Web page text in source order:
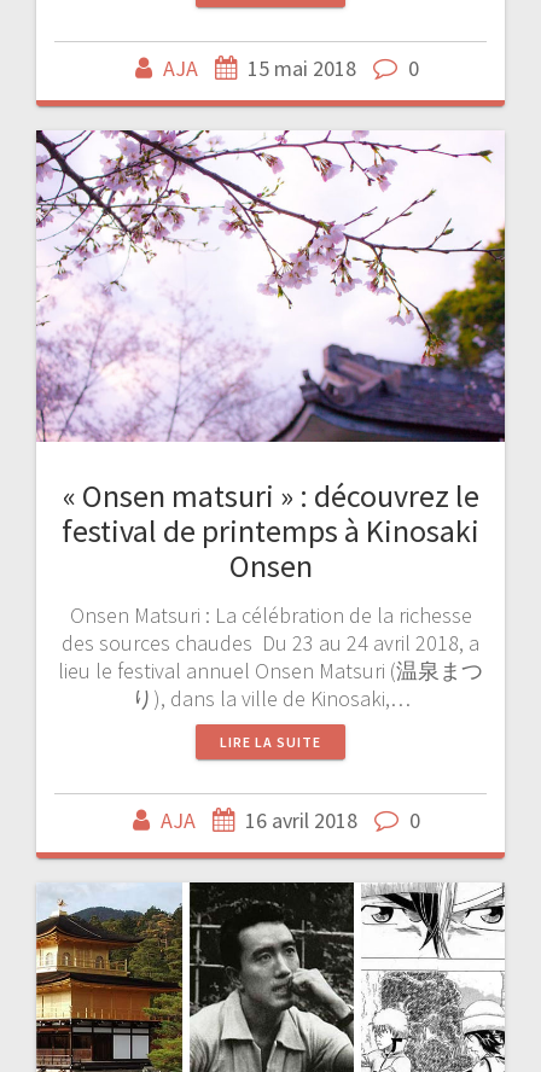
AJA 15 mai 2018 0
« Onsen matsuri » : découvrez le
festival de printemps à Kinosaki
Onsen
Onsen Matsuri : La célébration de la richesse
des sources chaudes Du 23 au 24 avril 2018, a
lieu le festival annuel Onsen Matsuri (温泉まつ
り), dans la ville de Kinosaki,…
LIRE LA SUITE
AJA 16 avril 2018 0